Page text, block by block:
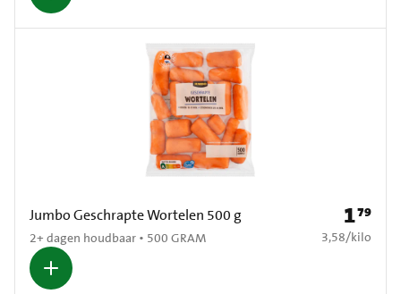
Jumbo Geschrapte Wortelen 500 g
2+ dagen houdbaar • 500 GRAM
Prijs: €
179
€ 3,58 per kilo
3,58/kilo